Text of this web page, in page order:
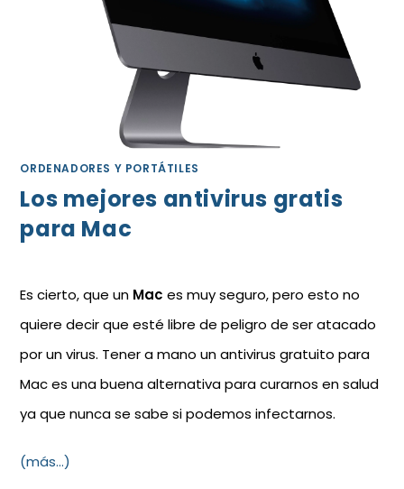
ORDENADORES Y PORTÁTILES
Los mejores antivirus gratis
para Mac
Es cierto, que un Mac es muy seguro, pero esto no
quiere decir que esté libre de peligro de ser atacado
por un virus. Tener a mano un antivirus gratuito para
Mac es una buena alternativa para curarnos en salud
ya que nunca se sabe si podemos infectarnos.
(más…)